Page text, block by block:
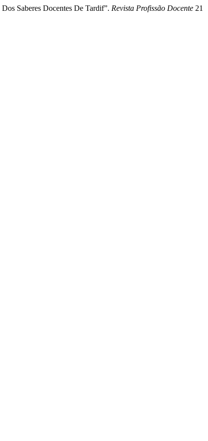
Saberes Docentes De Tardif”. Revista Profissão Docente 21